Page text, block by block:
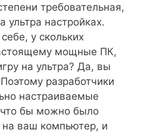
требовательная,
ультра настройках.
у скольких
мощные ПК,
на ультра? Да, вы
разработчики
настраиваемые
что бы можно было
на ваш компьютер, и